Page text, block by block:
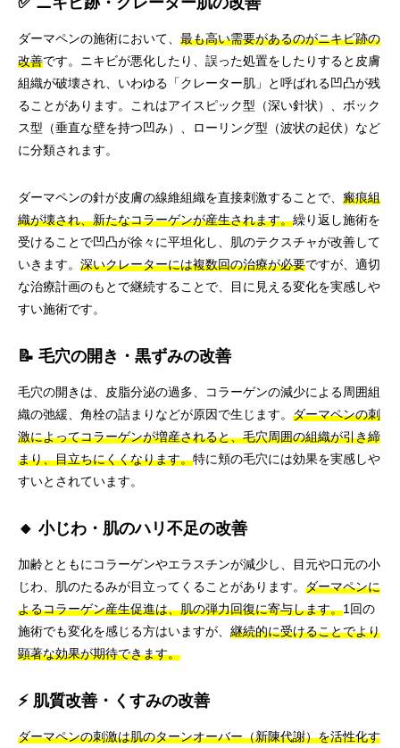
ダーマペンの施術において、 最も高い需要があるのがニキビ跡の
改善です。ニキビが悪化したり、誤った処置をしたりすると皮膚
組織が破壊され、いわゆる「クレーター肌」と呼ばれる凹凸が残
ることがあります。これはアイスピック型（深い針状）、ボック
ス型（垂直な壁を持つ凹み）、ローリング型（波状の起伏）など
に分類されます。
ダーマペンの針が皮膚の線維組織を直接刺激することで、 瘢痕組
織が壊され、新たなコラーゲンが産生されます。繰り返し施術を
受けることで凹凸が徐々に平坦化し、肌のテクスチャが改善して
いきます。 深いクレーターには複数回の治療が必要ですが、適切
な治療計画のもとで継続することで、目に見える変化を実感しや
すい施術です。
📝 毛穴の開き・黒ずみの改善
毛穴の開きは、皮脂分泌の過多、コラーゲンの減少による周囲組
織の弛緩、角栓の詰まりなどが原因で生じます。 ダーマペンの刺
激によってコラーゲンが増産されると、毛穴周囲の組織が引き締
まり、目立ちにくくなります。特に頬の毛穴には効果を実感しや
すいとされています。
🔸 小じわ・肌のハリ不足の改善
加齢とともにコラーゲンやエラスチンが減少し、目元や口元の小
じわ、肌のたるみが目立ってくることがあります。 ダーマペンに
よるコラーゲン産生促進は、肌の弾力回復に寄与します。1回の
施術でも変化を感じる方はいますが、 継続的に受けることでより
顕著な効果が期待できます。
⚡ 肌質改善・くすみの改善
ダーマペンの刺激は肌のターンオーバー（新陳代謝）を活性化す